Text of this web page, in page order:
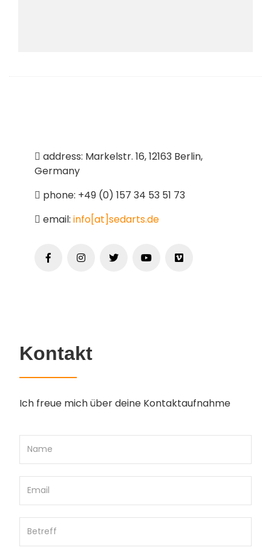
address: Markelstr. 16, 12163 Berlin,
Germany
phone: +49 (0) 157 34 53 51 73
email:info[at]sedarts.de
Kontakt
Ich freue mich über deine Kontaktaufnahme